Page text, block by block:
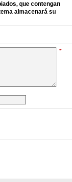
que contengan
almacenará su
*